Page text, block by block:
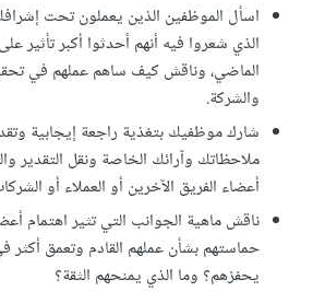
اسأل الموظفين الذين يعملون تحت
الذي شعروا فيه أنهم أحدثوا أكبر تأثير
الماضي، وناقش كيف ساهم عملهم في
والشركة.
شارك موظفيك بتغذية راجعة إيجابية
ملاحظاتك وآرائك الخاصة ونقل التقدير
أعضاء الفريق الآخرين أو العملاء أو
ناقش ماهية الجوانب التي تثير اهتمام
حماستهم بشأن عملهم القادم وتعمق أكثر
يحفزهم؟ وما الذي يمنحهم الثقة؟